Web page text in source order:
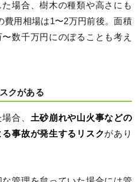
場合、樹木の種類や高さにも
費用相場は1〜2万円前後。面積
数千万円にのぼることも考え
クがある
合、 土砂崩れや山火事などの
事故が発生するリスクがあり